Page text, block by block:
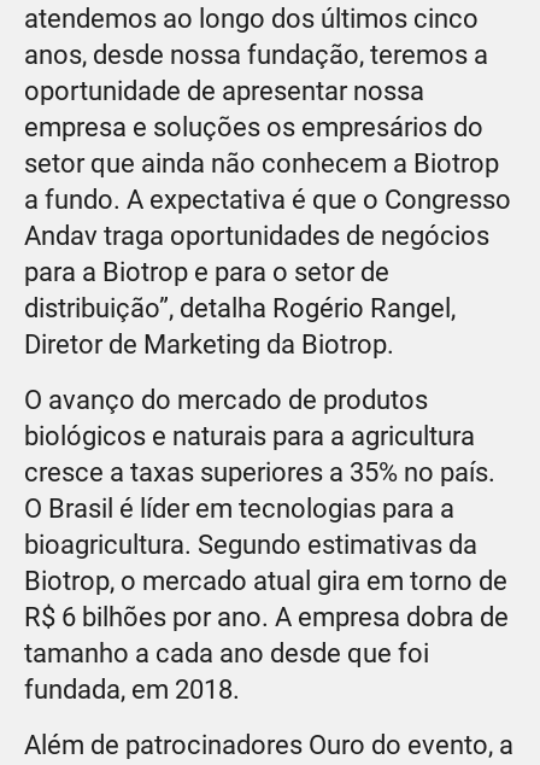
atendemos ao longo dos últimos cinco
anos, desde nossa fundação, teremos a
oportunidade de apresentar nossa
empresa e soluções os empresários do
setor que ainda não conhecem a Biotrop
a fundo. A expectativa é que o Congresso
Andav traga oportunidades de negócios
para a Biotrop e para o setor de
distribuição”, detalha Rogério Rangel,
Diretor de Marketing da Biotrop.
O avanço do mercado de produtos
biológicos e naturais para a agricultura
cresce a taxas superiores a 35% no país.
O Brasil é líder em tecnologias para a
bioagricultura. Segundo estimativas da
Biotrop, o mercado atual gira em torno de
R$ 6 bilhões por ano. A empresa dobra de
tamanho a cada ano desde que foi
fundada, em 2018.
Além de patrocinadores Ouro do evento, a